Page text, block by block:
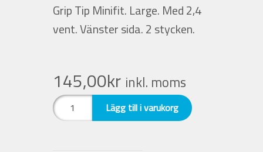
Nyheter
145,00kr inkl. moms
Grip Tip Minifit. Large. Med 2,4
vent. Vänster sida. 2 stycken.
Grip
Tip
Lägg till i varukorg